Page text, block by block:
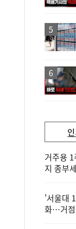
거주용
지 종부
'서울대
화…거점